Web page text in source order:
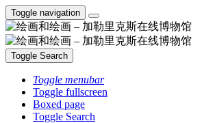
Toggle navigation
Toggle Search
Toggle menubar
Toggle fullscreen
Boxed page
Toggle Search